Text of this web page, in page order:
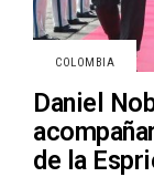
COLOMBIA
Daniel
de la